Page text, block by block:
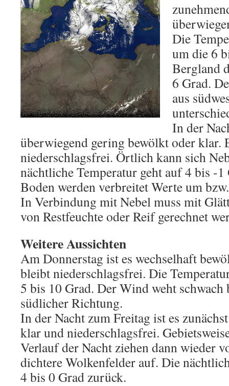
Die
um die 6
Bergland
6 Grad.
aus
In der
überwiegend gering bewölkt oder klar.
niederschlagsfrei. Örtlich kann sich
nächtliche Temperatur geht auf 4 bis -
Boden werden verbreitet Werte um
In Verbindung mit Nebel muss mit
von Restfeuchte oder Reif gerechnet
Weitere Aussichten
Am Donnerstag ist es wechselhaft
bleibt niederschlagsfrei. Die
5 bis 10 Grad. Der Wind weht schwach
südlicher Richtung.
In der Nacht zum Freitag ist es
klar und niederschlagsfrei.
Verlauf der Nacht ziehen dann wieder
dichtere Wolkenfelder auf. Die
4 bis 0 Grad zurück.